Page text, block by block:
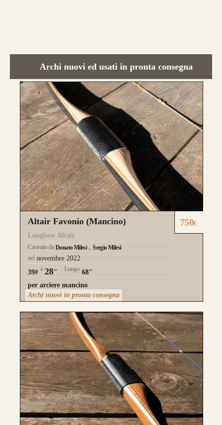
CONFIGURA E ORDINA IL
TUO LONGBOW
Questo modello si contraddistingue per la
composizione aTre Lamine in legno
la risposta meccanica è la medesima e
l’estetica risulta più pulita.
da 750€
Guarda alcuni degli archi già
realizzati su misura
Archi nuovi ed usati in pronta consegna
Altair Favonio (Mancino)
Longbow Altaïr
Costruito da Donato Milesi
Sergio Milesi
nel novembre 2022
39# a 28" Lungo 68"
per arciere mancino
750€
Archi nuovi in pronta consegna